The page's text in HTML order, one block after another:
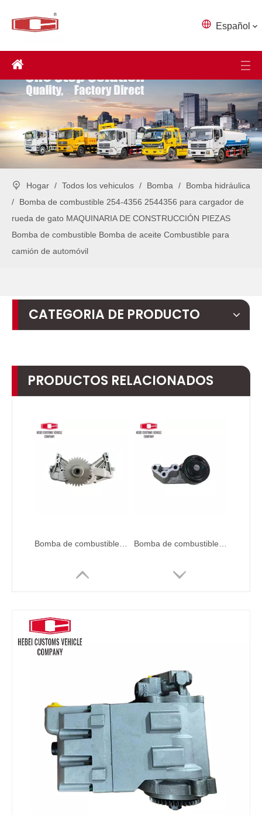
Español
Hogar / Todos los vehiculos / Bomba /
Bomba hidráulica
/
Bomba de combustible 254-4356 2544356 para cargador de
rueda de gato MAQUINARIA DE CONSTRUCCIÓN PIEZAS
Bomba de combustible Bomba de aceite Combustible para
camión de automóvil
CATEGORIA DE PRODUCTO
PRODUCTOS RELACIONADOS